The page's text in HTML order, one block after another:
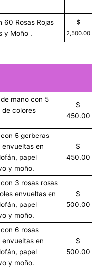
60 Rosas Rojas
y Moño .
$
2,500.00
mano con 5
de colores
$
450.00
5 gerberas
envueltas en
papel
y moño.
$
450.00
3 rosas rosas
envueltas en
papel
y moño.
$
500.00
6 rosas
envueltas en
papel
y moño.
$
500.00